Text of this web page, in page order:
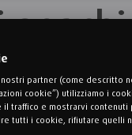
per
soddisfano le
usufruire di un cuscino
partner (come descritto
cookie”) utilizziamo i
il traffico e mostrarvi
tutti i cookie, rifiutare quelli